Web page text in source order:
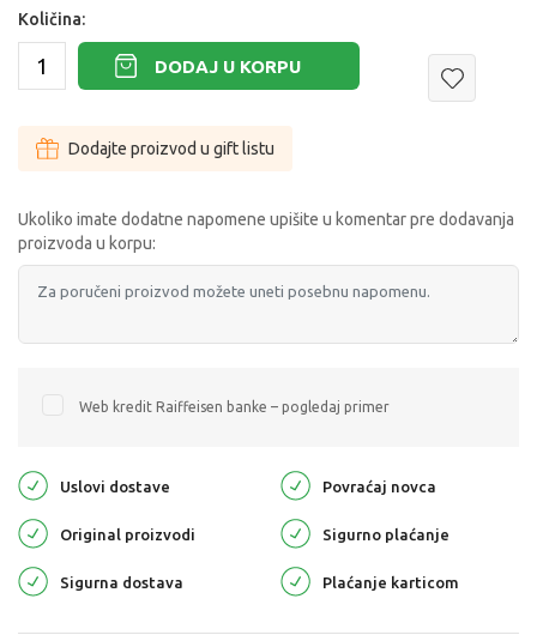
Količina:
DODAJ U KORPU
Dodajte proizvod u gift listu
Ukoliko imate dodatne napomene upišite u komentar pre dodavanja
proizvoda u korpu:
Web kredit Raiffeisen banke – pogledaj primer
Uslovi dostave Povraćaj novca
Original proizvodi Sigurno plaćanje
Sigurna dostava Plaćanje karticom